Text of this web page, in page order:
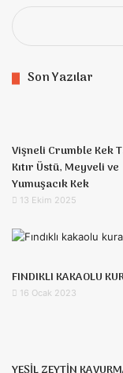
Son Yazılar
Vişneli Crumble Kek
Kıtır Üstü, Meyveli ve
Yumuşacık Kek
13 Ekim 2025
FINDIKLI KAKAOLU
16 Ocak 2023